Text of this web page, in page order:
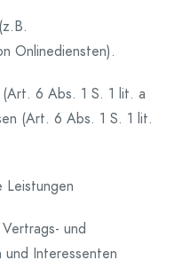
Onlinediensten).
(Art. 6 Abs. 1 S. 1 lit. a
(Art. 6 Abs. 1 S. 1 lit.
Leistungen
und
Interessenten